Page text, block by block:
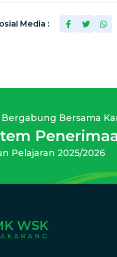
Media :
Bergabung Bersama
Pelajaran 2025/2026
WSK